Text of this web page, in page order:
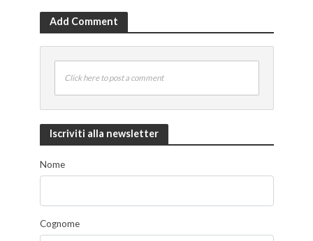
Add Comment
Click here to post a comment
Iscriviti alla newsletter
Nome
Cognome